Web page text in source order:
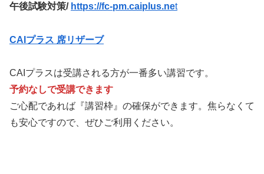
午後試験対策/ https://fc-pm.caiplus.net
CAIプラス 席リザーブ
CAIプラスは受講される方が一番多い講習です。
予約なしで受講できます
ご心配であれば『講習枠』の確保ができます。焦らなくて
も安心ですので、ぜひご利用ください。